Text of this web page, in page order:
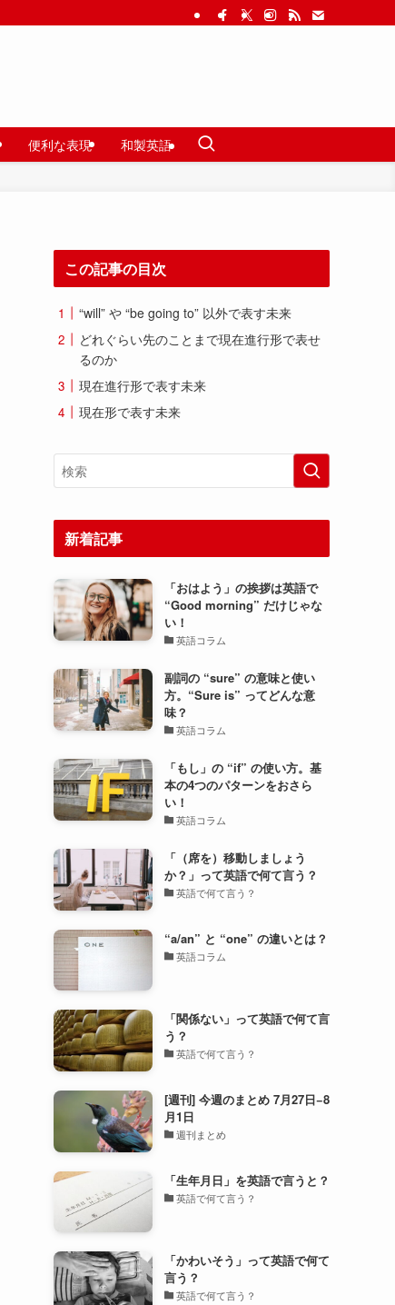
便利な表現 和製英語
この記事の目次
“will” や “be going to” 以外で表す未来
どれぐらい先のことまで現在進行形で表せ
るのか
現在進行形で表す未来
現在形で表す未来
新着記事
「おはよう」の挨拶は英語で
“Good morning” だけじゃな
い！
英語コラム
副詞の “sure” の意味と使い
方。“Sure is” ってどんな意
味？
英語コラム
「もし」の “if” の使い方。基
本の4つのパターンをおさら
い！
英語コラム
「（席を）移動しましょう
か？」って英語で何て言う？
英語で何て言う？
“a/an” と “one” の違いとは？
英語コラム
「関係ない」って英語で何て言
う？
英語で何て言う？
[週刊] 今週のまとめ 7月27日−8
月1日
週刊まとめ
「生年月日」を英語で言うと？
英語で何て言う？
「かわいそう」って英語で何て
言う？
英語で何て言う？